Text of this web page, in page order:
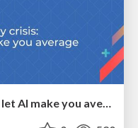
The SEO identity crisis: Don't let AI make you average